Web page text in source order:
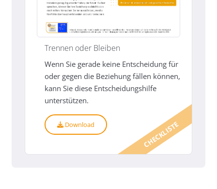
CHECKLISTE
Trennen oder Bleiben
Wenn Sie gerade keine Entscheidung für
oder gegen die Beziehung fällen können,
kann Sie diese Entscheidungshilfe
unterstützen.
Download